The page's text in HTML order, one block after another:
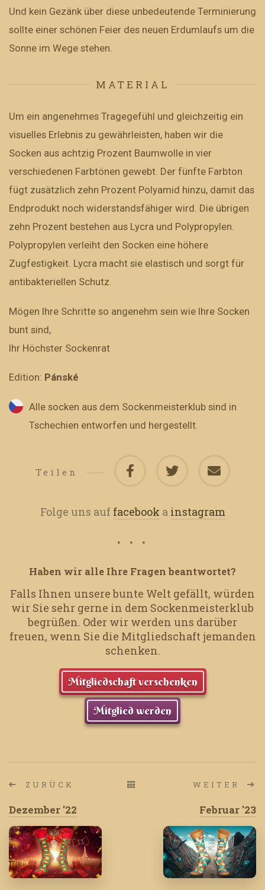
Und kein Gezänk über diese unbedeutende Terminierung
sollte einer schönen Feier des neuen Erdumlaufs um die
Sonne im Wege stehen.
MATERIAL
Um ein angenehmes Tragegefühl und gleichzeitig ein
visuelles Erlebnis zu gewährleisten, haben wir die
Socken aus achtzig Prozent Baumwolle in vier
verschiedenen Farbtönen gewebt. Der fünfte Farbton
fügt zusätzlich zehn Prozent Polyamid hinzu, damit das
Endprodukt noch widerstandsfähiger wird. Die übrigen
zehn Prozent bestehen aus Lycra und Polypropylen.
Polypropylen verleiht den Socken eine höhere
Zugfestigkeit. Lycra macht sie elastisch und sorgt für
antibakteriellen Schutz.
Mögen Ihre Schritte so angenehm sein wie Ihre Socken
bunt sind,
Ihr Höchster Sockenrat
Edition: Pánské
Alle socken aus dem Sockenmeisterklub sind in
Tschechien entworfen und hergestellt.
Teilen
Folge uns auf facebook a instagram
Haben wir alle Ihre Fragen beantwortet?
Falls Ihnen unsere bunte Welt gefällt, würden
wir Sie sehr gerne in dem Sockenmeisterklub
begrüßen. Oder wir werden uns darüber
freuen, wenn Sie die Mitgliedschaft jemanden
schenken.
Mitgliedschaft verschenken
Mitglied werden
ZURÜCK
Dezember '22
WEITER
Februar '23